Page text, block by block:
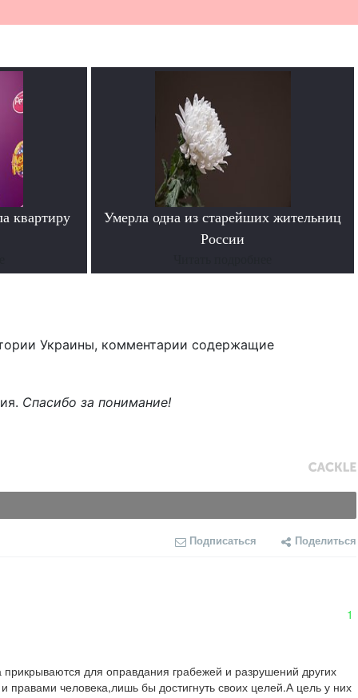
квартиру
Умерла одна из старейших жительниц
России
Украины, комментарии содержащие
Спасибо за понимание!
Подписаться Поделиться
1
прикрываются для оправдания грабежей и разрушений других
правами человека,лишь бы достигнуть своих целей.А цель у них